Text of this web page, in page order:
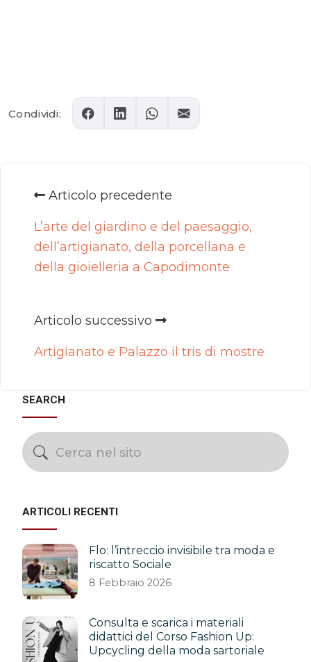
Condividi:
Articolo precedente
L’arte del giardino e del paesaggio,
dell’artigianato, della porcellana e
della gioielleria a Capodimonte
Articolo successivo
Artigianato e Palazzo il tris di mostre
SEARCH
ARTICOLI RECENTI
Flo: l’intreccio invisibile tra moda e
riscatto Sociale
8 Febbraio 2026
Consulta e scarica i materiali
didattici del Corso Fashion Up:
Upcycling della moda sartoriale